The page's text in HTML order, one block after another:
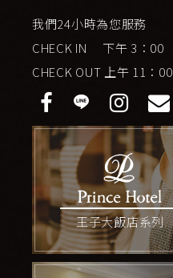
我們24小時為您服務
CHECK IN 下午 3：00
CHECK OUT 上午 11：00